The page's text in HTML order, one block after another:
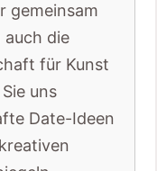
gemeinsam
auch die
für Kunst
uns
Date-Ideen